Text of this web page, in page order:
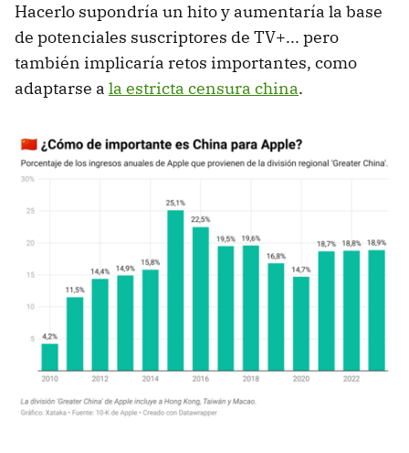
Hacerlo supondría un hito y aumentaría la base
de potenciales suscriptores de TV+... pero
también implicaría retos importantes, como
adaptarse a la estricta censura china.